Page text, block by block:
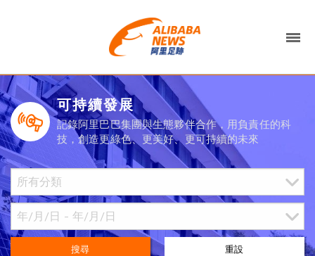
可持續發展
記錄阿里巴巴集團與生態夥伴合作，用負責任的科
技，創造更綠色、更美好、更可持續的未來
搜尋 重設